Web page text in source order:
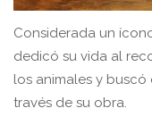
Considerada un
dedicó su vida al
los animales y buscó
través de su obra.